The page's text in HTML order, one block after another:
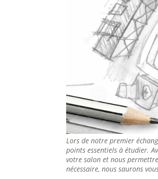
Lors de notre premier
points essentiels à étudier.
votre salon et nous
nécessaire, nous saurons